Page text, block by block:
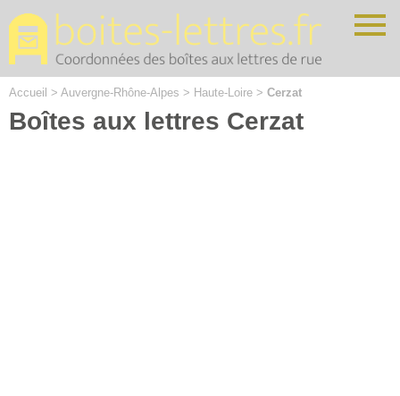
Accueil > Auvergne-Rhône-Alpes > Haute-Loire > Cerzat
Boîtes aux lettres Cerzat